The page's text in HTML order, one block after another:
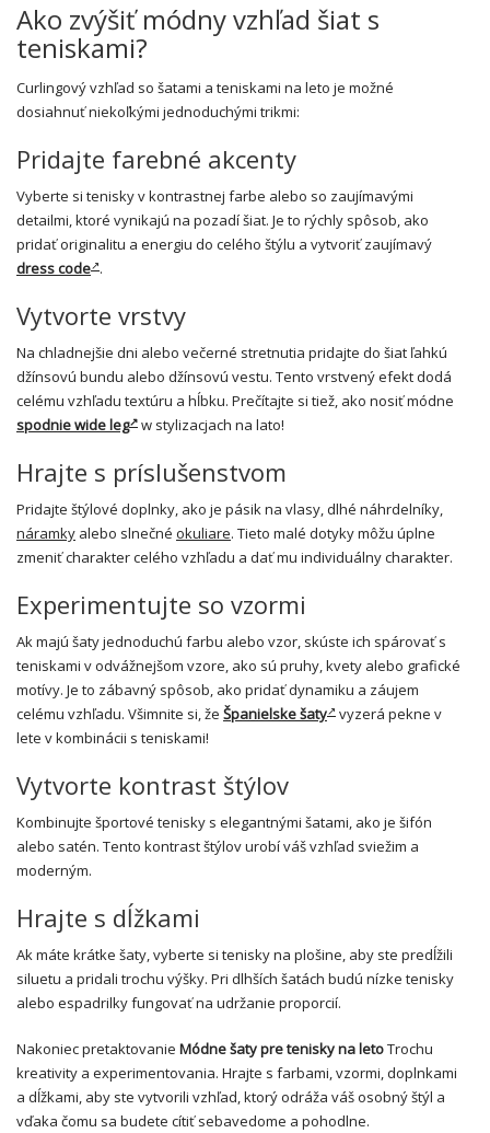
Ako zvýšiť módny vzhľad šiat s
teniskami?
Curlingový vzhľad so šatami a teniskami na leto je možné
dosiahnuť niekoľkými jednoduchými trikmi:
Pridajte farebné akcenty
Vyberte si tenisky v kontrastnej farbe alebo so zaujímavými
detailmi, ktoré vynikajú na pozadí šiat. Je to rýchly spôsob, ako
pridať originalitu a energiu do celého štýlu a vytvoriť zaujímavý
dress code .
Vytvorte vrstvy
Na chladnejšie dni alebo večerné stretnutia pridajte do šiat ľahkú
džínsovú bundu alebo džínsovú vestu. Tento vrstvený efekt dodá
celému vzhľadu textúru a hĺbku. Prečítajte si tiež, ako nosiť módne
spodnie wide leg
w stylizacjach na lato!
Hrajte s príslušenstvom
Pridajte štýlové doplnky, ako je pásik na vlasy, dlhé náhrdelníky,
náramky alebo slnečné okuliare. Tieto malé dotyky môžu úplne
zmeniť charakter celého vzhľadu a dať mu individuálny charakter.
Experimentujte so vzormi
Ak majú šaty jednoduchú farbu alebo vzor, skúste ich spárovať s
teniskami v odvážnejšom vzore, ako sú pruhy, kvety alebo grafické
motívy. Je to zábavný spôsob, ako pridať dynamiku a záujem
celému vzhľadu. Všimnite si, že Španielske šaty
vyzerá pekne v
lete v kombinácii s teniskami!
Vytvorte kontrast štýlov
Kombinujte športové tenisky s elegantnými šatami, ako je šifón
alebo satén. Tento kontrast štýlov urobí váš vzhľad sviežim a
moderným.
Hrajte s dĺžkami
Ak máte krátke šaty, vyberte si tenisky na plošine, aby ste predĺžili
siluetu a pridali trochu výšky. Pri dlhších šatách budú nízke tenisky
alebo espadrilky fungovať na udržanie proporcií.
Nakoniec pretaktovanie Módne šaty pre tenisky na letoTrochu
kreativity a experimentovania. Hrajte s farbami, vzormi, doplnkami
a dĺžkami, aby ste vytvorili vzhľad, ktorý odráža váš osobný štýl a
vďaka čomu sa budete cítiť sebavedome a pohodlne.